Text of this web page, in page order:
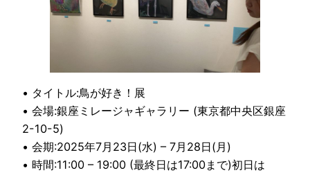
• タイトル:鳥が好き！展
• 会場:銀座ミレージャギャラリー (東京都中央区銀座
2-10-5)
• 会期:2025年7月23日(水) – 7月28日(月)
• 時間:11:00 – 19:00 (最終日は17:00まで)初日は